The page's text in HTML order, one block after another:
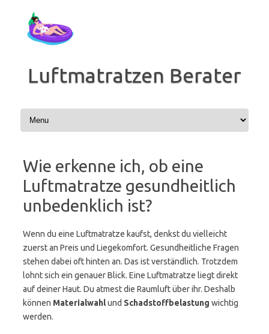
Inhalt
springen
Luftmatratzen Berater
Wie erkenne ich, ob eine
Luftmatratze gesundheitlich
unbedenklich ist?
Wenn du eine Luftmatratze kaufst, denkst du vielleicht
zuerst an Preis und Liegekomfort. Gesundheitliche Fragen
stehen dabei oft hinten an. Das ist verständlich. Trotzdem
lohnt sich ein genauer Blick. Eine Luftmatratze liegt direkt
auf deiner Haut. Du atmest die Raumluft über ihr. Deshalb
können Materialwahlund Schadstoffbelastung wichtig
werden.